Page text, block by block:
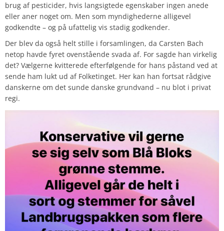
brug af pesticider, hvis langsigtede egenskaber ingen anede
eller aner noget om. Men som myndighederne alligevel
godkendte – og på ufattelig vis stadig godkender.
Der blev da også helt stille i forsamlingen, da Carsten Bach
netop havde fyret ovenstående svada af. For sagde han virkelig
det? Vælgerne kvitterede efterfølgende for hans påstand ved at
sende ham lukt ud af Folketinget. Her kan han fortsat rådgive
danskerne om det sunde danske grundvand – nu blot i privat
regi.